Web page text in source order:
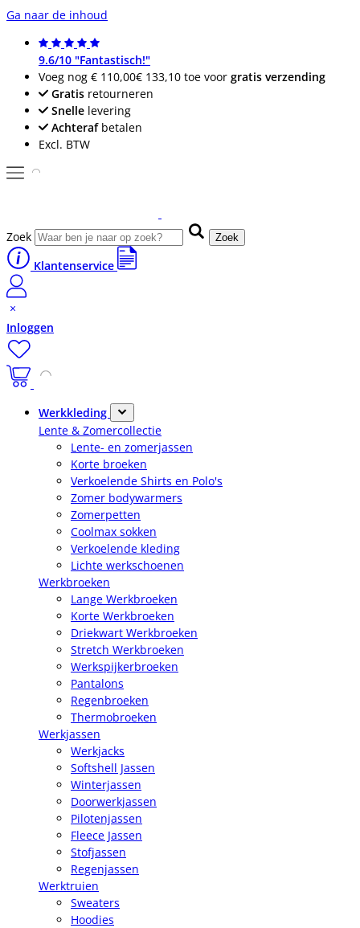
Ga naar de inhoud
9.6/10 "Fantastisch!"
Voeg nog € 110,00€ 133,10 toe voor gratis verzending
Gratis retourneren
Snelle levering
Achterafbetalen
Excl. BTW
Zoek Zoek
Klantenservice
Inloggen
Werkkleding
Lente & Zomercollectie
Lente- en zomerjassen
Korte broeken
Verkoelende Shirts en Polo's
Zomer bodywarmers
Zomerpetten
Coolmax sokken
Verkoelende kleding
Lichte werkschoenen
Werkbroeken
Lange Werkbroeken
Korte Werkbroeken
Driekwart Werkbroeken
Stretch Werkbroeken
Werkspijkerbroeken
Pantalons
Regenbroeken
Thermobroeken
Werkjassen
Werkjacks
Softshell Jassen
Winterjassen
Doorwerkjassen
Pilotenjassen
Fleece Jassen
Stofjassen
Regenjassen
Werktruien
Sweaters
Hoodies